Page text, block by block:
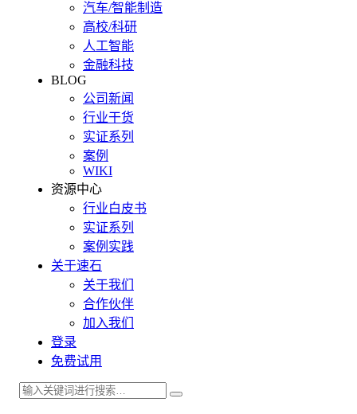
汽车/智能制造
高校/科研
人工智能
金融科技
BLOG
公司新闻
行业干货
实证系列
案例
WIKI
资源中心
行业白皮书
实证系列
案例实践
关于速石
关于我们
合作伙伴
加入我们
登录
免费试用